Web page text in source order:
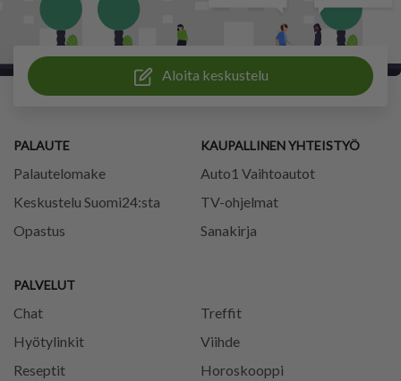
Aloita keskustelu
PALAUTE
Palautelomake
Keskustelu Suomi24:sta
Opastus
PALVELUT
Chat
Treffit
Hyötylinkit
Viihde
Reseptit
Horoskooppi
KAUPALLINEN YHTEISTYÖ
Auto1 Vaihtoautot
TV-ohjelmat
Sanakirja